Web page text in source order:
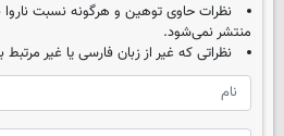
نظرات حاوی توهین و هرگونه نسبت
منتشر نمی‌شود.
نظراتی که غیر از زبان فارسی یا غیر